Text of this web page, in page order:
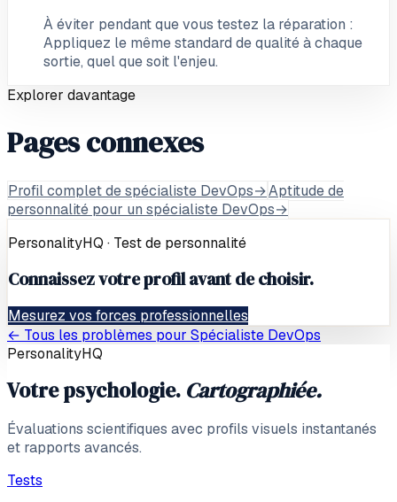
À éviter pendant que vous testez la réparation :
Appliquez le même standard de qualité à chaque
sortie, quel que soit l'enjeu.
Explorer davantage
Pages connexes
Profil complet de spécialiste DevOps→Aptitude de
personnalité pour un spécialiste DevOps→
PersonalityHQ · Test de personnalité
Connaissez votre profil avant de choisir.
Mesurez vos forces professionnelles
← Tous les problèmes pour Spécialiste DevOps
PersonalityHQ
Votre psychologie. Cartographiée.
Évaluations scientifiques avec profils visuels instantanés
et rapports avancés.
Tests